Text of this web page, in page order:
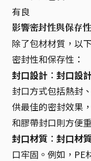
有良
影響密封性與保存
除了包材材質，以
密封性和保存性：
封口設計 ： 封口設
封口方式包括熱封
供最佳的密封效果
和膠帶封口則方便
封口材質 ： 封口材
口牢固。例如，PE